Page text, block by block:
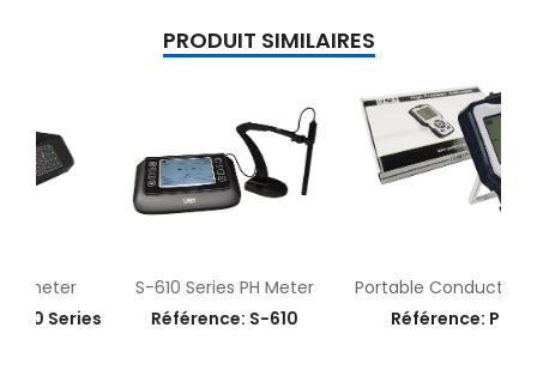
PRODUIT SIMILAIRES
S-610 Series PH Meter
Référence: S-610
Portable Conductivity/DO Meter
Référence: P-523